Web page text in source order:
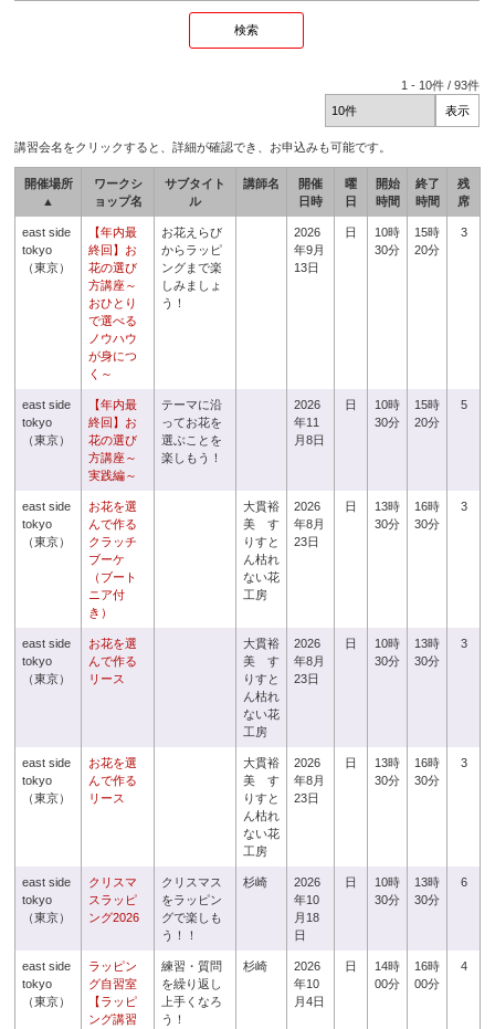
1 - 10件 /93件
講習会名をクリックすると、詳細が確認でき、お申込みも可能です。
開催場所
▲
ワークシ
ョップ名
サブタイト
ル
講師名
開催
日時
曜
日
開始
時間
終了
時間
残
席
east side
tokyo
（東京）
【年内最
終回】お
花の選び
方講座～
おひとり
で選べる
ノウハウ
が身につ
く～
お花えらび
からラッピ
ングまで楽
しみましょ
う！
2026
年9月
13日
日
10時
30分
15時
20分
3
east side
tokyo
（東京）
【年内最
終回】お
花の選び
方講座～
実践編～
テーマに沿
ってお花を
選ぶことを
楽しもう！
2026
年11
月8日
日
10時
30分
15時
20分
5
east side
tokyo
（東京）
お花を選
んで作る
クラッチ
ブーケ
（ブート
ニア付
き）
大貫裕
美 す
りすと
ん枯れ
ない花
工房
2026
年8月
23日
日
13時
30分
16時
30分
3
east side
tokyo
（東京）
お花を選
んで作る
リース
大貫裕
美 す
りすと
ん枯れ
ない花
工房
2026
年8月
23日
日
10時
30分
13時
30分
3
east side
tokyo
（東京）
お花を選
んで作る
リース
大貫裕
美 す
りすと
ん枯れ
ない花
工房
2026
年8月
23日
日
13時
30分
16時
30分
3
east side
tokyo
（東京）
クリスマ
スラッピ
ング2026
クリスマス
をラッピン
グで楽しも
う！！
杉崎
2026
年10
月18
日
日
10時
30分
13時
30分
6
east side
tokyo
（東京）
ラッピン
グ自習室
【ラッピ
ング講習
練習・質問
を繰り返し
上手くなろ
う！
杉崎
2026
年10
月4日
日
14時
00分
16時
00分
4